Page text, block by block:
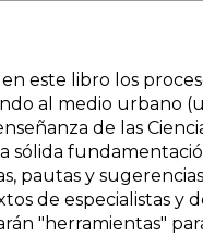
este libro los
al medio urbano
de las
sólida
pautas y
de especialistas y
"herramientas"